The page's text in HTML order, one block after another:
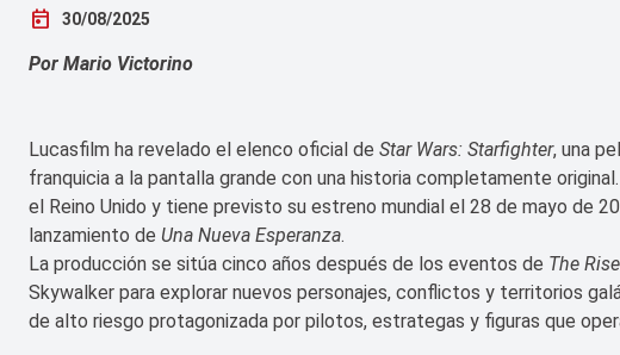
today 30/08/2025
Por Mario Victorino
Lucasfilm ha revelado el elenco oficial de Star Wars: Starfighter, una
franquicia a la pantalla grande con una historia completamente
el Reino Unido y tiene previsto su estreno mundial el 28 de mayo de
lanzamiento de Una Nueva Esperanza.
La producción se sitúa cinco años después de los eventos de The
Skywalker para explorar nuevos personajes, conflictos y territorios
de alto riesgo protagonizada por pilotos, estrategas y figuras que